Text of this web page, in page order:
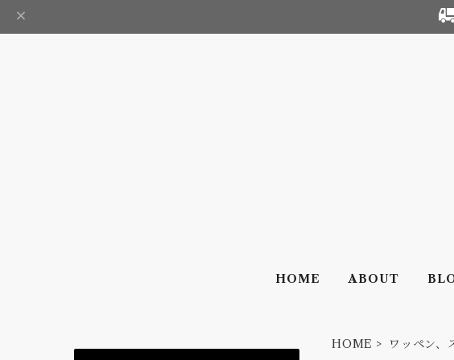
HOME ABOUT
HOME ワッペン、